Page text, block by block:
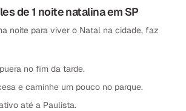
de 1 noite natalina em SP
noite para viver o Natal na cidade, faz
no fim da tarde.
e caminhe um pouco no parque.
até a Paulista.